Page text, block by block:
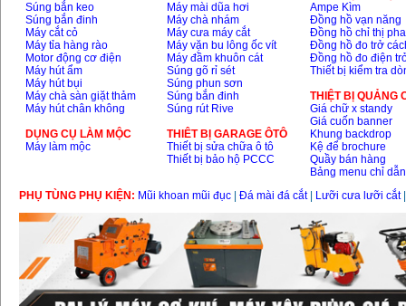
Súng bắn keo
Súng bắn đinh
Máy cắt cỏ
Máy tỉa hàng rào
Motor động cơ điện
Máy hút ẩm
Máy hút bụi
Máy chà sàn giặt thảm
Máy hút chân không
DỤNG CỤ LÀM MỘC
Máy làm mộc
Máy mài dũa hơi
Máy chà nhám
Máy cưa máy cắt
Máy vặn bu lông ốc vít
Máy đầm khuôn cát
Súng gõ rỉ sét
Súng phun sơn
Súng bắn đinh
Súng rút Rive
THIÊT BỊ GARAGE ÔTÔ
Thiết bị sửa chữa ô tô
Thiết bị bảo hộ PCCC
Ampe Kìm
Đồng hồ vạn năng
Đồng hồ chỉ thị pha
Đồng hồ đo trở
Đồng hồ đo điện
Thiết bị kiểm tra
THIỆT BỊ QUẢNG
Giá chữ x standy
Giá cuốn banner
Khung backdrop
Kệ để brochure
Quầy bán hàng
Bảng menu chỉ dẫn
PHỤ TÙNG PHỤ KIỆN: Mũi khoan mũi đục Đá mài đá cắt| Lưỡi cưa lưỡi cắt